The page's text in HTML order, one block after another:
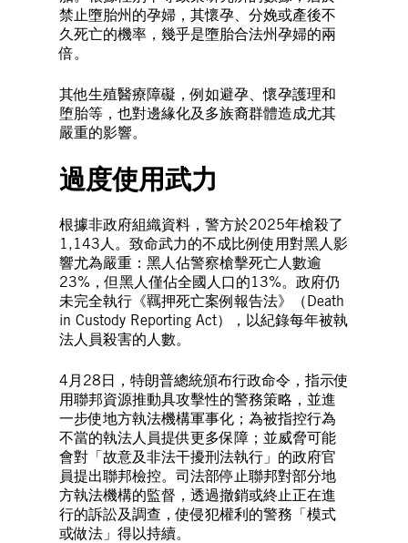
禁止墮胎州的孕婦，其懷孕、分娩或產後不
久死亡的機率，幾乎是墮胎合法州孕婦的兩
倍。
其他生殖醫療障礙，例如避孕、懷孕護理和
堕胎等，也對邊緣化及多族裔群體造成尤其
嚴重的影響。
過度使用武力
根據非政府組織資料，警方於2025年槍殺了
1,143人。致命武力的不成比例使用對黑人影
響尤為嚴重：黑人佔警察槍擊死亡人數逾
23%，但黑人僅佔全國人口的13%。政府仍
未完全執行《羈押死亡案例報告法》（Death
in Custody Reporting Act），以紀錄每年被執
法人員殺害的人數。
4月28日，特朗普總統頒布行政命令，指示使
用聯邦資源推動具攻擊性的警務策略，並進
一步使地方執法機構軍事化；為被指控行為
不當的執法人員提供更多保障；並威脅可能
會對「故意及非法干擾刑法執行」的政府官
員提出聯邦檢控。司法部停止聯邦對部分地
方執法機構的監督，透過撤銷或終止正在進
行的訴訟及調查，使侵犯權利的警務「模式
或做法」得以持續。